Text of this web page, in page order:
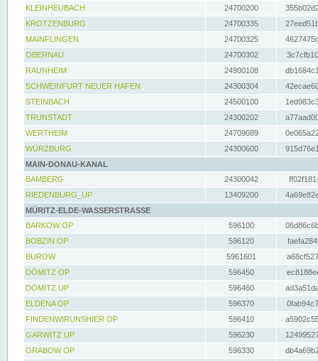
KLEINHEUBACH 24700200
KROTZENBURG
24700335
MAINFLINGEN
24700325
OBERNAU
24700302
RAUNHEIM
24900108
SCHWEINFURT NEUER HAFEN
24300304
STEINBACH
24500100
TRUNSTADT
24300202
WERTHEIM
24709089
WÜRZBURG
24300600
MAIN-DONAU-KANAL
BAMBERG
24300042
RIEDENBURG_UP
13409200
MÜRITZ-ELDE-WASSERSTRASSE
BARKOW OP
596100
BOBZIN OP
596120
BUROW
5961601
DÖMITZ OP
596450
DÖMITZ UP
596460
ELDENA OP
596370
FINDENWIRUNSHIER OP
596410
GARWITZ UP
596230
GRABOW OP
596330